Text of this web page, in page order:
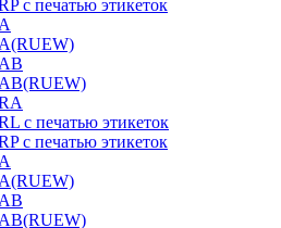
с печатью этикеток
с печатью этикеток
с печатью этикеток